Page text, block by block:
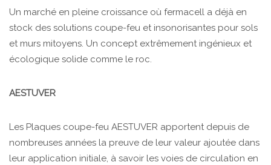
Un marché en pleine croissance où fermacell a déjà en
stock des solutions coupe-feu et insonorisantes pour sols
et murs mitoyens. Un concept extrêmement ingénieux et
écologique solide comme le roc.
AESTUVER
Les Plaques coupe-feu AESTUVER apportent depuis de
nombreuses années la preuve de leur valeur ajoutée dans
leur application initiale, à savoir les voies de circulation en